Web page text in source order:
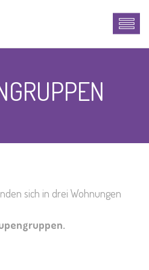
sich in drei Wohnungen